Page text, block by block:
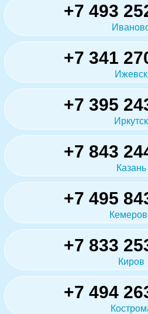
+7 493
+7 341
Ижевск
+7 395
Иркутск
+7 843
Казань
+7 495
+7 833
Киров
+7 494